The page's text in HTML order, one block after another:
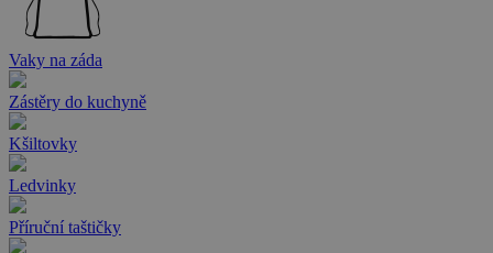
Vaky na záda
Zástěry do kuchyně
Kšiltovky
Ledvinky
Příruční taštičky